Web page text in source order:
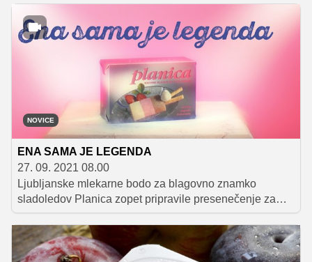
ki bo zaposlenim prinesel nekaj dodatnih trenutkov
sprostitve in užitka.
NOVICE
ENA SAMA JE LEGENDA
27. 09. 2021 08.00
Ljubljanske mlekarne bodo za blagovno znamko
sladoledov Planica zopet pripravile presenečenje za
vse ljubitelje tega legendarnega sladoleda. Tokrat bodo
uslišale njihovo največjo željo.